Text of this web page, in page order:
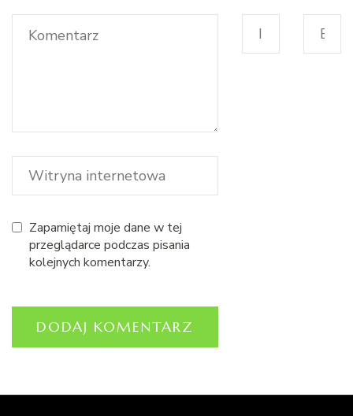
Zapamiętaj moje dane w tej
przeglądarce podczas pisania
kolejnych komentarzy.